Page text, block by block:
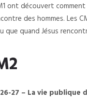
ont découvert
des hommes. Les
que quand Jésus
27 – La vie publique